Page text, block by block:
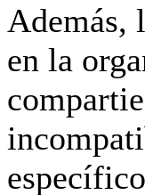
Además,
en la